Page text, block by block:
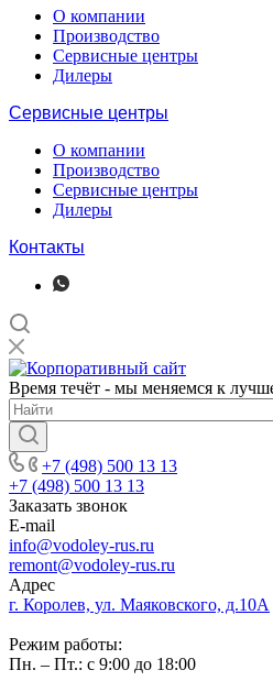
О компании
Производство
Сервисные центры
Дилеры
Сервисные центры
О компании
Производство
Сервисные центры
Дилеры
Контакты
Время течёт - мы меняемся к
+7 (498) 500 13 13
+7 (498) 500 13 13
Заказать звонок
E-mail
info@vodoley-rus.ru
remont@vodoley-rus.ru
Адрес
г. Королев, ул. Маяковского, д.10А
Режим работы:
Пн. – Пт.: с 9:00 до 18:00